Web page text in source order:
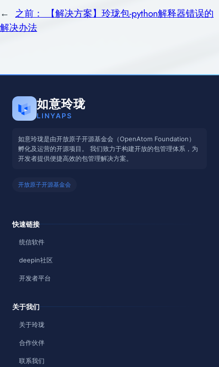
← 之前：
【解决方案】玲珑包-python解释器错误的
解决办法
如意玲珑
LINYAPS
如意玲珑是由开放原子开源基金会（OpenAtom Foundation）
孵化及运营的开源项目。 我们致力于构建开放的包管理体系，为
开发者提供便捷高效的包管理解决方案。
开放原子开源基金会
快速链接
统信软件
deepin社区
开发者平台
关于我们
关于玲珑
合作伙伴
联系我们